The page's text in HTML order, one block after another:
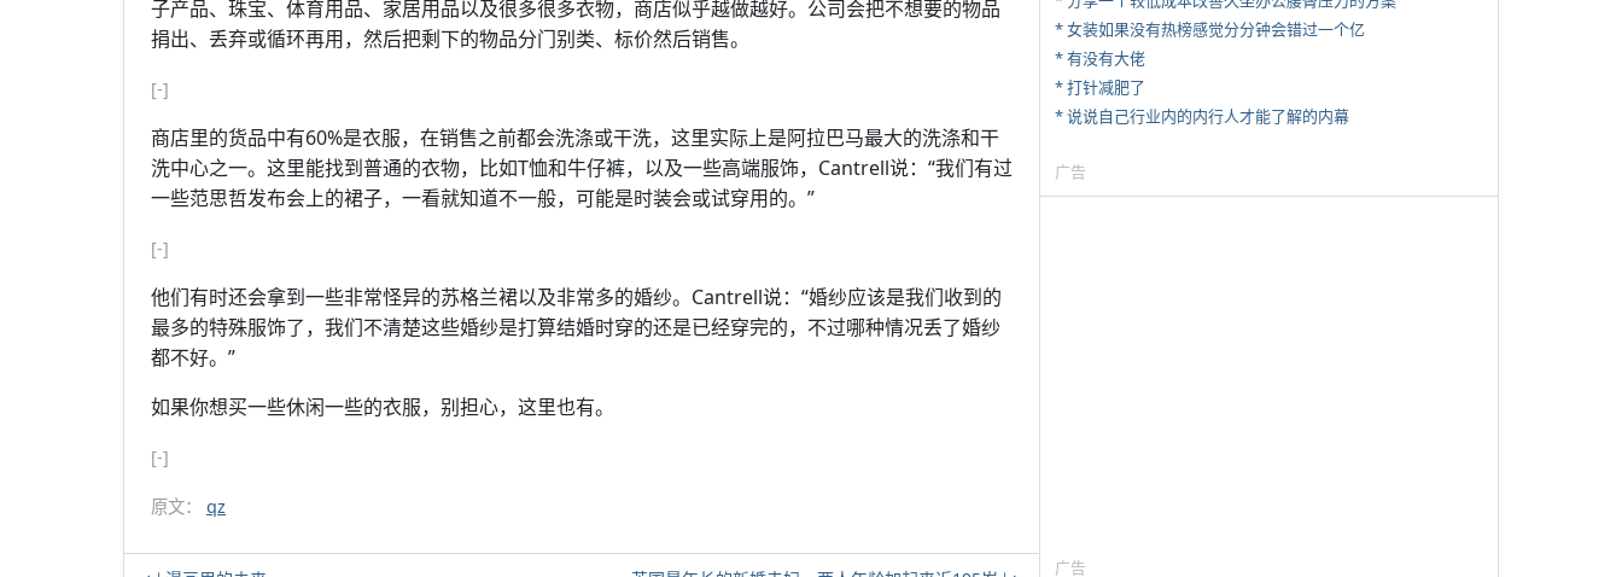
子产品、珠宝、体育用品、家居用品以及很多很多衣物，商店似乎越做越好。公司会把不想要的物品
捐出、丢弃或循环再用，然后把剩下的物品分门别类、标价然后销售。
[-]
商店里的货品中有60%是衣服，在销售之前都会洗涤或干洗，这里实际上是阿拉巴马最大的洗涤和干
洗中心之一。这里能找到普通的衣物，比如T恤和牛仔裤，以及一些高端服饰，Cantrell说：“我们有过
一些范思哲发布会上的裙子，一看就知道不一般，可能是时装会或试穿用的。”
[-]
他们有时还会拿到一些非常怪异的苏格兰裙以及非常多的婚纱。Cantrell说：“婚纱应该是我们收到的
最多的特殊服饰了，我们不清楚这些婚纱是打算结婚时穿的还是已经穿完的，不过哪种情况丢了婚纱
都不好。”
如果你想买一些休闲一些的衣服，别担心，这里也有。
[-]
原文： qz
* 女装如果没有热榜感觉分分钟会错过一个亿
* 有没有大佬
* 打针减肥了
* 说说自己行业内的内行人才能了解的内幕
广告
广告